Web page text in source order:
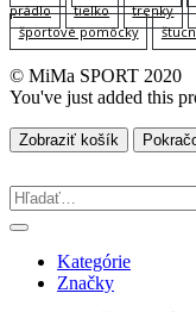
prádlo
tielko trenky
športové pomôcky
© MiMa SPORT 2020
You've just added this
Zobraziť košík
Kategórie
Značky